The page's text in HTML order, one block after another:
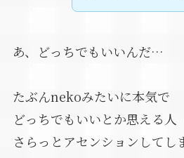
あ、どっちでもいいんだ…
たぶんnekoみたいに本気で
どっちでもいいとか思える人
さらっとアセンションしてし